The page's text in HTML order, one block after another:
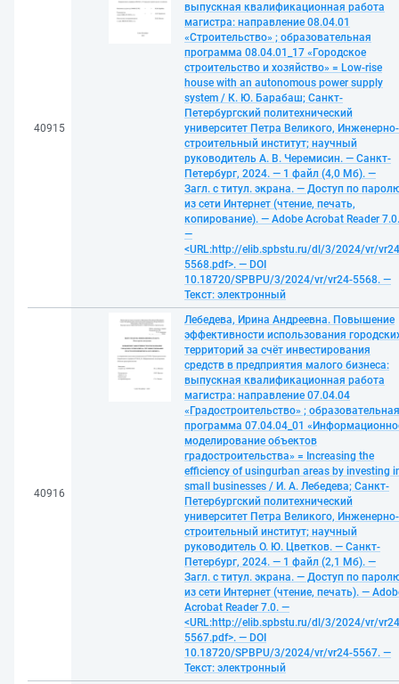
40915
выпускная квалификационная работа
магистра: направление 08.04.01
«Строительство» ; образовательная
программа 08.04.01_17 «Городское
строительство и хозяйство» = Low-rise
house with an autonomous power supply
system / К. Ю. Барабаш; Санкт-
Петербургский политехнический
университет Петра Великого, Инженерно-
строительный институт; научный
руководитель А. В. Черемисин. — Санкт-
Петербург, 2024. — 1 файл (4,0 Мб). —
Загл. с титул. экрана. — Доступ по
из сети Интернет (чтение, печать,
копирование). — Adobe Acrobat Reader 7.0.
—
<URL:http://elib.spbstu.ru/dl/3/2024/vr/
5568.pdf>. — DOI
10.18720/SPBPU/3/2024/vr/vr24-5568. —
Текст: электронный
40916
Лебедева, Ирина Андреевна. Повышение
эффективности использования
территорий за счёт инвестирования
средств в предприятия малого бизнеса:
выпускная квалификационная работа
магистра: направление 07.04.04
«Градостроительство» ; образовательная
программа 07.04.04_01
моделирование объектов
градостроительства» = Increasing the
efficiency of usingurban areas by investing
small businesses / И. А. Лебедева; Санкт-
Петербургский политехнический
университет Петра Великого, Инженерно-
строительный институт; научный
руководитель О. Ю. Цветков. — Санкт-
Петербург, 2024. — 1 файл (2,1 Мб). —
Загл. с титул. экрана. — Доступ по
из сети Интернет (чтение, печать). —
Acrobat Reader 7.0. —
<URL:http://elib.spbstu.ru/dl/3/2024/vr/
5567.pdf>. — DOI
10.18720/SPBPU/3/2024/vr/vr24-5567. —
Текст: электронный